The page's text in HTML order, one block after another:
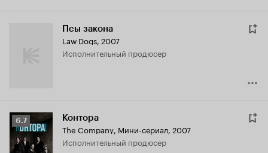
Псы закона
Law Dogs, 2007
исполнительный продюсер
Рейтинг
Кинопоиска
6.7
6.7 Контора
The Company, Мини-сериал, 2007
исполнительный продюсер